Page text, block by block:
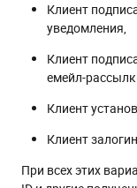
Клиент
уведомления,
Клиент
емейл-
Клиент
Клиент
При всех этих